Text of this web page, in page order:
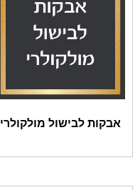
אבקות לבישול מולקולרי